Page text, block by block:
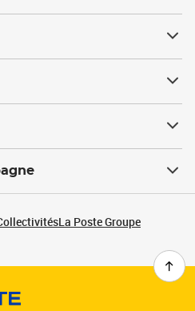
La Poste Groupe